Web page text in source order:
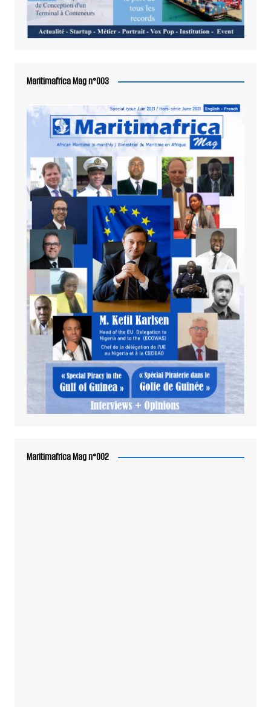
Maritimafrica Mag n°003
Maritimafrica Mag n°002